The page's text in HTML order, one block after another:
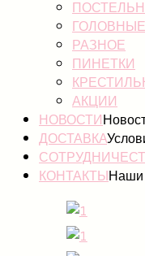
РАЗНОЕ
ПИНЕТКИ
АКЦИИ
НОВОСТИ
ДОСТАВКА
КОНТАКТЫНаши